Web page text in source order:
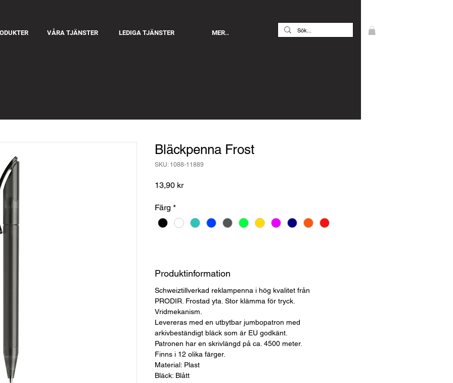
VÅRA TJÄNSTER LEDIGA TJÄNSTER MER..
Bläckpenna Frost
SKU: 1088-11889
13,90 krPris
Färg *
Produktinformation
Schweiztillverkad reklampenna i hög kvalitet från
PRODIR. Frostad yta. Stor klämma för tryck.
Vridmekanism.
Levereras med en utbytbar jumbopatron med
arkivbeständigt bläck som är EU godkänt.
Patronen har en skrivlängd på ca. 4500 meter.
Finns i 12 olika färger.
Material: Plast
Bläck: Blått